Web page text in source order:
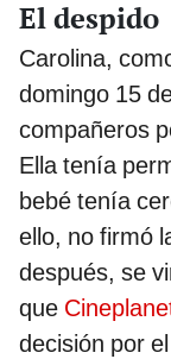
El despido
Carolina,
domingo 15
compañeros
Ella tenía
bebé tenía
ello, no firmó
después, se
que
decisión por